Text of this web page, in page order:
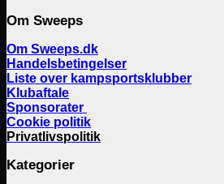
Om Sweeps
Om Sweeps.dk
Handelsbetingelser
Liste over kampsportsklubber
Klubaftale
Sponsorater
Cookie politik
Privatlivspolitik
Kategorier